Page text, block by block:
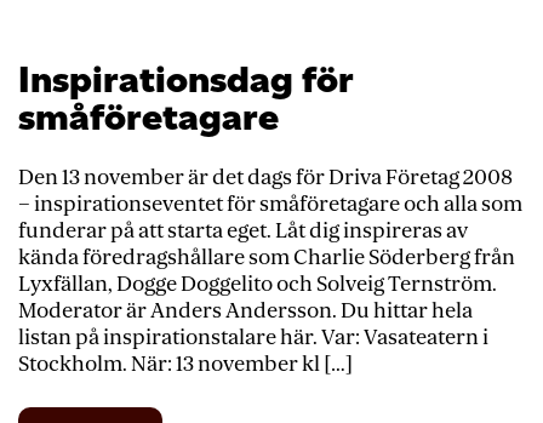
Inspirationsdag för
småföretagare
Den 13 november är det dags för Driva Företag 2008
– inspirationseventet för småföretagare och alla som
funderar på att starta eget. Låt dig inspireras av
kända föredragshållare som Charlie Söderberg från
Lyxfällan, Dogge Doggelito och Solveig Ternström.
Moderator är Anders Andersson. Du hittar hela
listan på inspirationstalare här. Var: Vasateatern i
Stockholm. När: 13 november kl […]